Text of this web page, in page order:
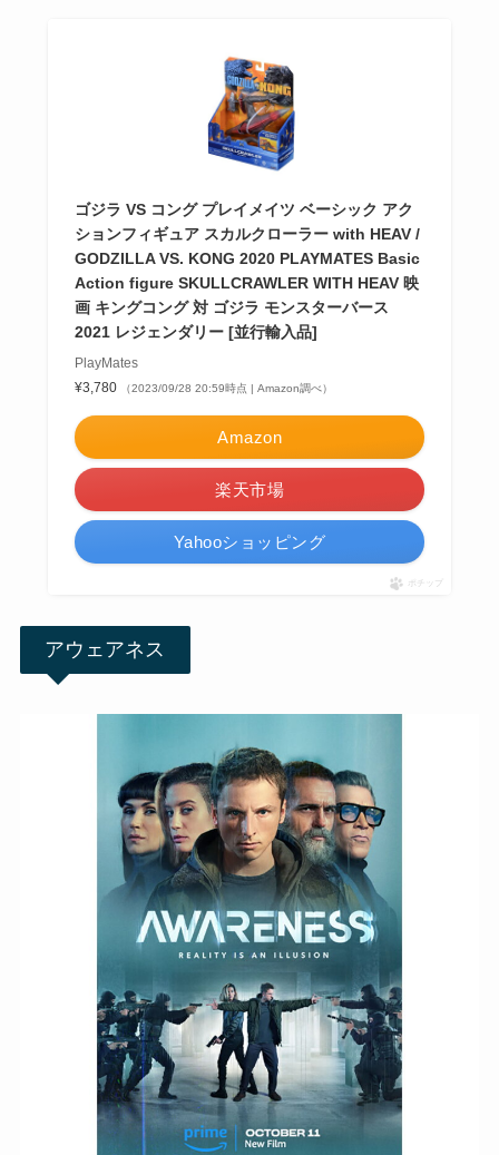
ゴジラ VS コング プレイメイツ ベーシック アク
ションフィギュア スカルクローラー with HEAV /
GODZILLA VS. KONG 2020 PLAYMATES Basic
Action figure SKULLCRAWLER WITH HEAV 映
画 キングコング 対 ゴジラ モンスターバース
2021 レジェンダリー [並行輸入品]
PlayMates
¥3,780
（2023/09/28 20:59時点 | Amazon調べ）
Amazon
楽天市場
Yahooショッピング
ポチップ
アウェアネス